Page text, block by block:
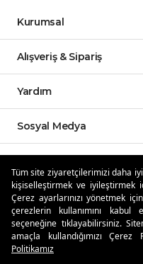
Tüm site ziyaretçilerimizi daha
kişiselleştirmek ve iyileştirmek
Çerez ayarlarınızı yönetmek
çerezlerin kullanımını
seçeneğine tıklayabilirsiniz.
amaçla kullandığımızı Çerez
Politikamız
Kurumsal
Alışveriş & Sipariş
Yardım
Sosyal Medya
Özdilekteyim'de Taksit
Güvenli Alışveriş